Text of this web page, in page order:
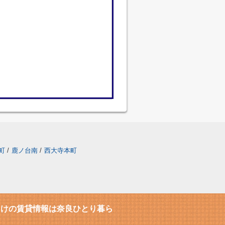
/ 鹿ノ台南 / 西大寺本町
の賃貸情報は奈良ひとり暮ら